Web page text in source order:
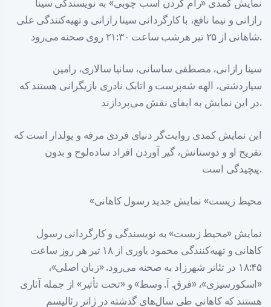
نمایش کمدی «رام کردن اسب چوبی» به نویسندگی سینا
رازانی و نیما نافع، با کارگردانی سینا رازانی و تهیه‌کنندگی علی
شاهانی از ۲۵ تیر هرشب ساعت ۲۱:۳۰ روی صحنه می‌رود.
سینا رازانی، مصطفی ساسانی، سانیا سالاری، رامین
سیاردشتی، الهه شه‌پرست و اتابک نادری بازیگرانی هستند که
در این نمایش به ایفای نقش می‌پردازند.
این نمایش کمدی روایت‌گر دنیای فردی مرفه و پولدار است که
تفریح او و دوستانش، گیر آوردن افراد ساده‌لوح و بدون
پیچیدگی است.
«محیط زیست» نمایش جدید رسول کاهانی
نمایش «محیط زیست» به نویسندگی و کارگردانی رسول
کاهانی و تهیه‌کنندگی محمود یاوری از ۱۸ تیر هر روز ساعت
۱۸:۴۵ در تئاتر شهرزاد به صحنه می‌رود. «زبان اصلی»،
«اسکورسیزی»، «فرق. اَ. وسط» و «تحت تأثیر» از جمله آثاری
هستند که کاهانی طی سال‌های گذشته در ژانر رئالیسم